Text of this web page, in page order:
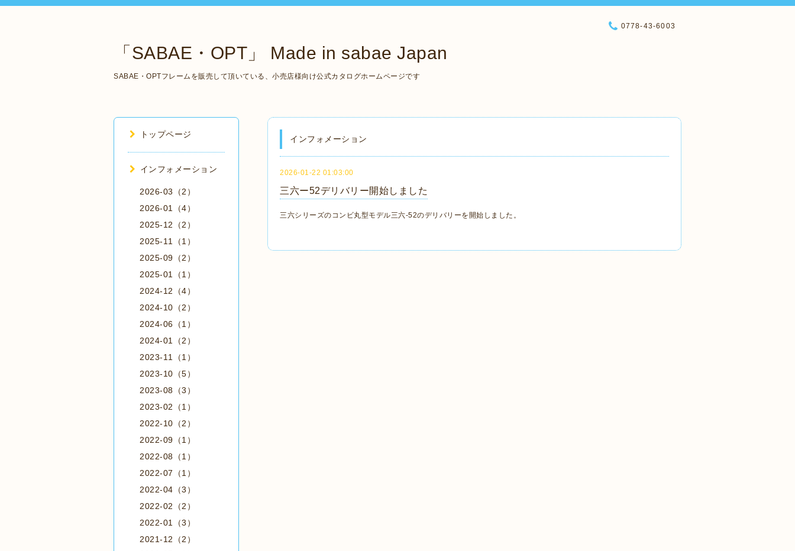
「SABAE・OPT」 Made in sabae Japan
SABAE・OPTフレームを販売して頂いている、小売店様向け公式カタログホームページです
0778-43-6003
インフォメーション
2026-01-22 01:03:00
三六ー52デリバリー開始しました
三六シリーズのコンビ丸型モデル三六-52のデリバリーを開始しました。
トップページ
インフォメーション
2026-03（2）
2026-01（4）
2025-12（2）
2025-11（1）
2025-09（2）
2025-01（1）
2024-12（4）
2024-10（2）
2024-06（1）
2024-01（2）
2023-11（1）
2023-10（5）
2023-08（3）
2023-02（1）
2022-10（2）
2022-09（1）
2022-08（1）
2022-07（1）
2022-04（3）
2022-02（2）
2022-01（3）
2021-12（2）